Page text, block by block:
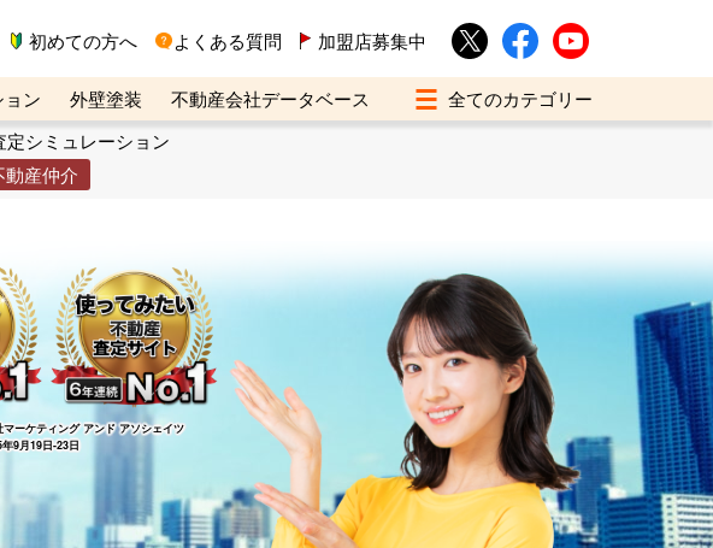
初めての方へ よくある質問 加盟店募集中
ョン 外壁塗装
不動産会社データベース
ご相談デスク
定シミュレーション
動産仲介
マーケティング アンド アソシェイツ
9月19日-23日